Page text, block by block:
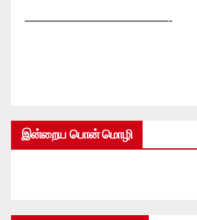
—————————————-
இன்றைய பொன் மொழி